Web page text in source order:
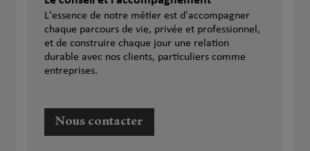
L'essence de notre métier est d'accompagner
chaque parcours de vie, privée et professionnel,
et de construire chaque jour une relation
durable avec nos clients, particuliers comme
entreprises.
Nous contacter